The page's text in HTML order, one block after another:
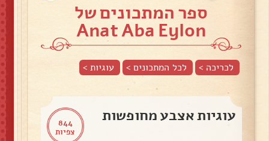
ספר המתכונים של
Anat Aba Eylon
לכריכה > לכל המתכונים > עוגיות>
844
צפיות
עוגיות אצבע מחופשות